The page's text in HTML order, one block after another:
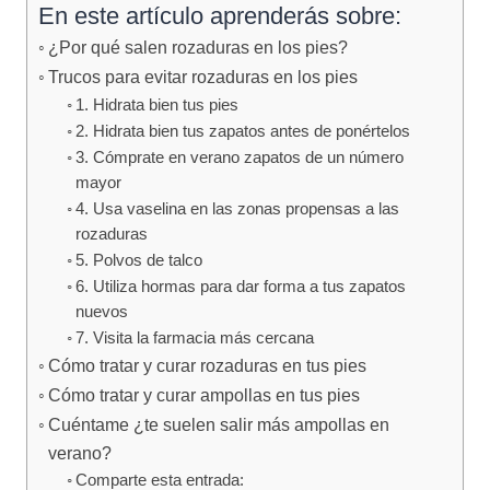
En este artículo aprenderás sobre:
¿Por qué salen rozaduras en los pies?
Trucos para evitar rozaduras en los pies
1. Hidrata bien tus pies
2. Hidrata bien tus zapatos antes de ponértelos
3. Cómprate en verano zapatos de un número
mayor
4. Usa vaselina en las zonas propensas a las
rozaduras
5. Polvos de talco
6. Utiliza hormas para dar forma a tus zapatos
nuevos
7. Visita la farmacia más cercana
Cómo tratar y curar rozaduras en tus pies
Cómo tratar y curar ampollas en tus pies
Cuéntame ¿te suelen salir más ampollas en
verano?
Comparte esta entrada: